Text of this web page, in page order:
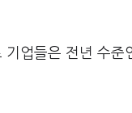
업들은 전년 수